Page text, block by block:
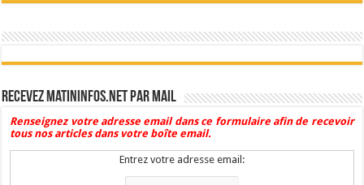
Recevez Matininfos.net par mail
Renseignez votre adresse email dans ce formulaire afin de recevoir
tous nos articles dans votre boîte email.
Entrez votre adresse email: